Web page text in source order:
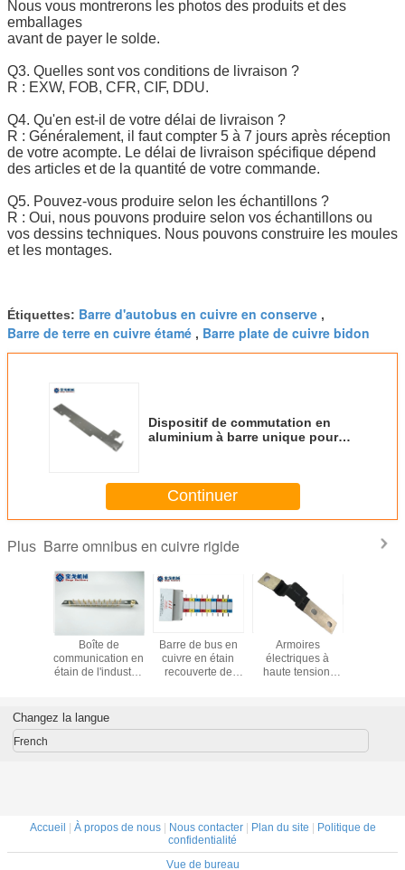
Nous vous montrerons les photos des produits et des
emballages
avant de payer le solde.
Q3. Quelles sont vos conditions de livraison ?
R : EXW, FOB, CFR, CIF, DDU.
Q4. Qu'en est-il de votre délai de livraison ?
R : Généralement, il faut compter 5 à 7 jours après réception
de votre acompte. Le délai de livraison spécifique dépend
des articles et de la quantité de votre commande.
Q5. Pouvez-vous produire selon les échantillons ?
R : Oui, nous pouvons produire selon vos échantillons ou
vos dessins techniques. Nous pouvons construire les moules
et les montages.
Étiquettes: Barre d'autobus en cuivre en conserve ,
Barre de terre en cuivre étamé , Barre plate de cuivre bidon
Dispositif de commutation en
aluminium à barre unique pour
Continuer
Plus Barre omnibus en cuivre rigide
revêtues
pour les
de
Barre de
roulement en
cuivre
personnalisée
avec revêtement
certifiée RoHS
Armoire de
distribution
d'électricité en
99.98% de cuivre
Barre de bus pour
l'industrie de
Changez la langue
French
Accueil | À propos de nous| Nous contacter| Plan du site | Politique de
confidentialité
Vue de bureau